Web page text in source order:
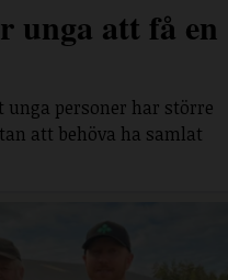
unga att få en
unga personer har större
att behöva ha samlat